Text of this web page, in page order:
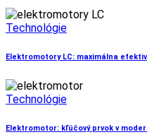
Technológie
Elektromotory LC: maximálna
Technológie
Elektromotor: kľúčový prvok v